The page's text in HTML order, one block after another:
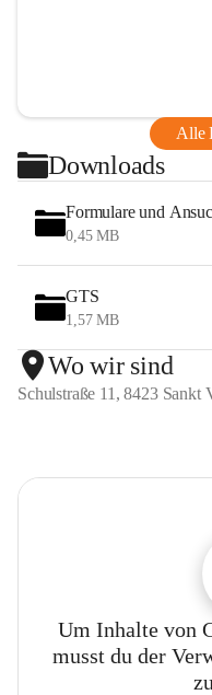
Alle
Downloads
Formulare und
0,45 MB
GTS
1,57 MB
Wo wir sind
Schulstraße 11, 8423
Um Inhalte von
musst du der